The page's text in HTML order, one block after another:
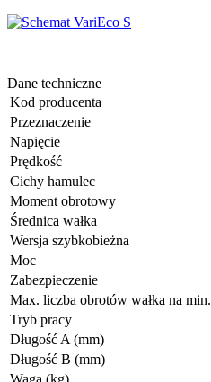
Dane techniczne
Kod producenta
Przeznaczenie
Napięcie
Prędkość
Cichy hamulec
Moment obrotowy
Średnica wałka
Wersja szybkobieżna
Moc
Zabezpieczenie
Max. liczba obrotów wałka na min.
Tryb pracy
Długość A (mm)
Długość B (mm)
Waga (kg)